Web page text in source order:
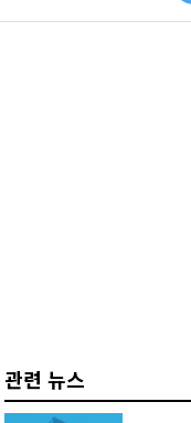
관련 뉴스